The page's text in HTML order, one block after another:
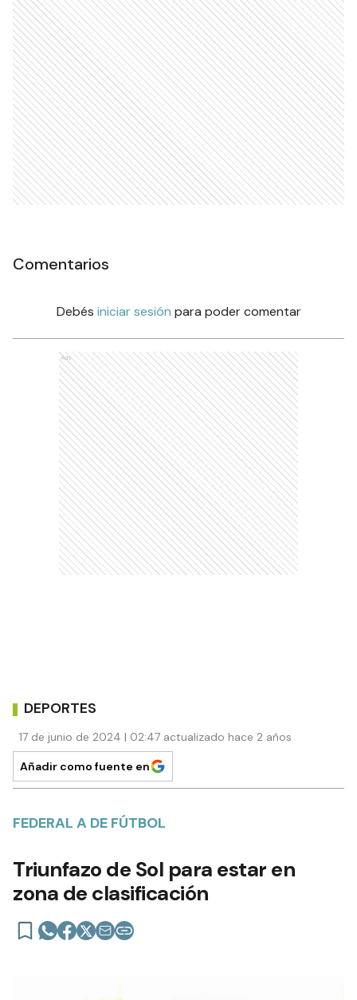
Comentarios
Debés iniciar sesión para poder comentar
Ads
DEPORTES
17 de junio de 2024 | 02:47 actualizado hace 2 años
Añadir como fuente en
FEDERAL A DE FÚTBOL
Triunfazo de Sol para estar en
zona de clasificación